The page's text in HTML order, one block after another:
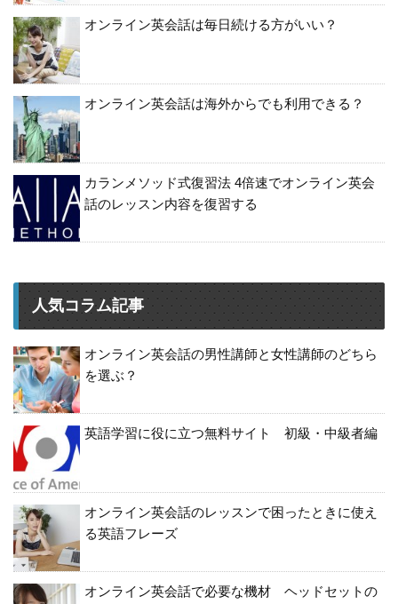
オンライン英会話は毎日続ける方がいい？
オンライン英会話は海外からでも利用できる？
カランメソッド式復習法 4倍速でオンライン英会
話のレッスン内容を復習する
人気コラム記事
オンライン英会話の男性講師と女性講師のどちら
を選ぶ？
英語学習に役に立つ無料サイト 初級・中級者編
オンライン英会話のレッスンで困ったときに使え
る英語フレーズ
オンライン英会話で必要な機材 ヘッドセットの